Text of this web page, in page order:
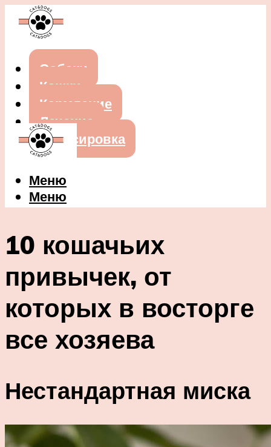
Собаки
Кошки
Кормление
Лечение
Дрессировка
Меню
Меню
10 кошачьих
привычек, от
которых в восторге
все хозяева
Нестандартная миска